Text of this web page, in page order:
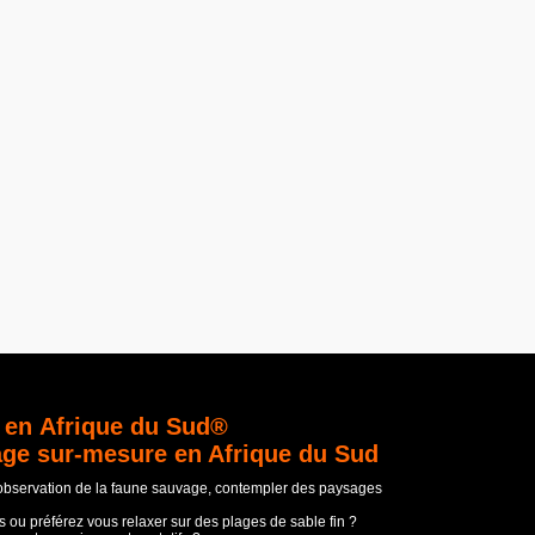
Afrique du Sud®
sur-mesure en Afrique du Sud
de la faune sauvage, contempler des paysages
ou préférez vous relaxer sur des plages de sable fin ?